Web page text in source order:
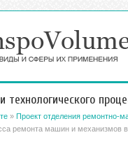
технологического
» Проект отделения ремонтно-
ремонта машин и